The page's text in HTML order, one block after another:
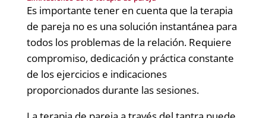
Es importante tener en cuenta que la terapia
de pareja no es una solución instantánea para
todos los problemas de la relación. Requiere
compromiso, dedicación y práctica constante
de los ejercicios e indicaciones
proporcionados durante las sesiones.